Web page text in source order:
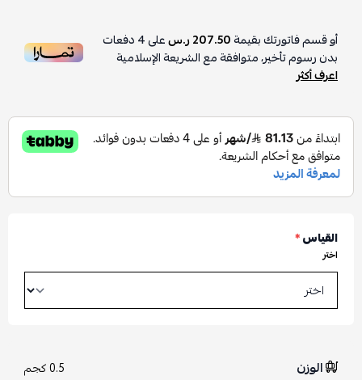
أو قسم فاتورتك بقيمة207.50 ر.س على4دفعات
بدون رسوم تأخير، متوافقة مع الشريعة الإسلامية
اعرف أكثر
القياس*
اختر
الوزن 0.5 كجم